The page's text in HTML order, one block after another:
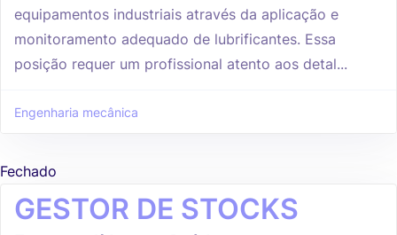
equipamentos industriais através da aplicação e
monitoramento adequado de lubrificantes. Essa
posição requer um profissional atento aos detal...
Engenharia mecânica
Fechado
GESTOR DE STOCKS